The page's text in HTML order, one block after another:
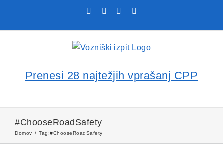
FacebookYouTube
Rss
Prenesi 28 najtežjih vprašanj CPP
#ChooseRoadSafety
Domov Tag:#ChooseRoadSafety